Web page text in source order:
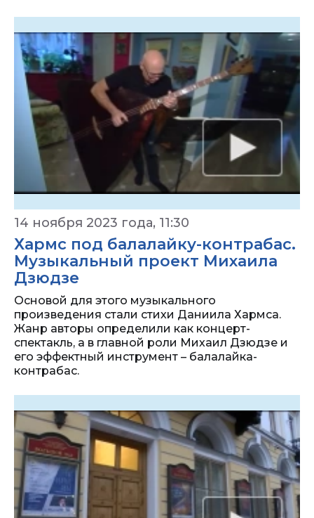
14 ноября 2023 года, 11:30
Хармс под балалайку-контрабас.
Музыкальный проект Михаила
Дзюдзе
Основой для этого музыкального
произведения стали стихи Даниила Хармса.
Жанр авторы определили как концерт-
спектакль, а в главной роли Михаил Дзюдзе и
его эффектный инструмент – балалайка-
контрабас.